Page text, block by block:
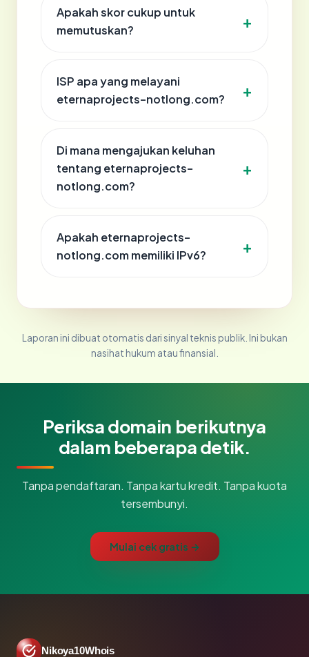
Apakah skor cukup untuk
memutuskan?
ISP apa yang melayani
eternaprojects-notlong.com?
Di mana mengajukan keluhan
tentang eternaprojects-
notlong.com?
Apakah eternaprojects-
notlong.com memiliki IPv6?
Laporan ini dibuat otomatis dari sinyal teknis publik. Ini bukan
nasihat hukum atau finansial.
Periksa domain berikutnya
dalam beberapa detik.
Tanpa pendaftaran. Tanpa kartu kredit. Tanpa kuota
tersembunyi.
Mulai cek gratis →
Nikoya10Whois